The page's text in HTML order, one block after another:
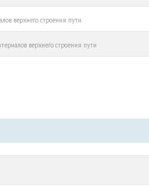
верхнего строения пути.
верхнего строения пути